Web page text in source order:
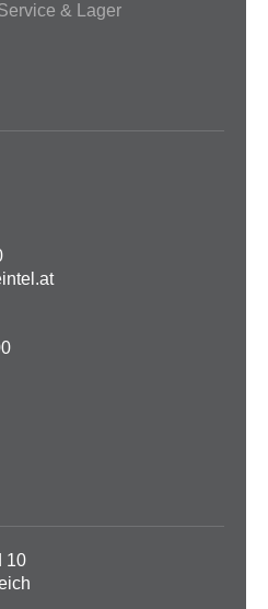
& Lager
10